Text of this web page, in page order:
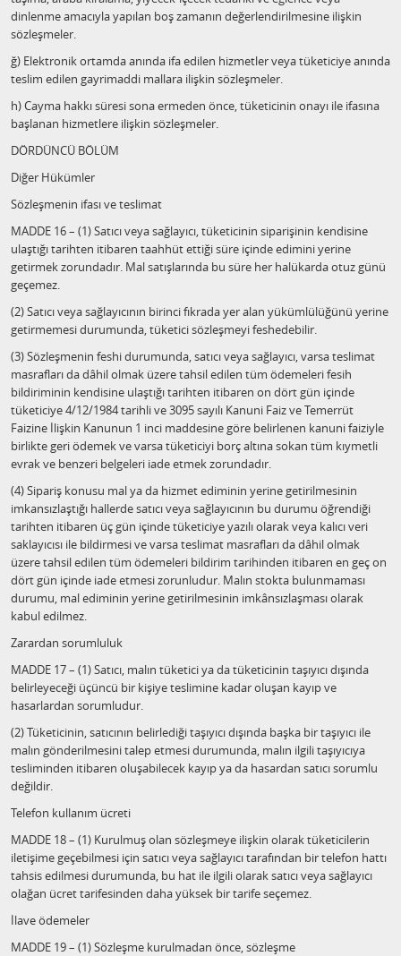
dinlenme amacıyla yapılan boş zamanın değerlendirilmesine ilişkin
sözleşmeler.
ğ) Elektronik ortamda anında ifa edilen hizmetler veya tüketiciye anında
teslim edilen gayrimaddi mallara ilişkin sözleşmeler.
h) Cayma hakkı süresi sona ermeden önce, tüketicinin onayı ile ifasına
başlanan hizmetlere ilişkin sözleşmeler.
DÖRDÜNCÜ BÖLÜM
Diğer Hükümler
Sözleşmenin ifası ve teslimat
MADDE 16 – (1) Satıcı veya sağlayıcı, tüketicinin siparişinin kendisine
ulaştığı tarihten itibaren taahhüt ettiği süre içinde edimini yerine
getirmek zorundadır. Mal satışlarında bu süre her halükarda otuz günü
geçemez.
(2) Satıcı veya sağlayıcının birinci fıkrada yer alan yükümlülüğünü yerine
getirmemesi durumunda, tüketici sözleşmeyi feshedebilir.
(3) Sözleşmenin feshi durumunda, satıcı veya sağlayıcı, varsa teslimat
masrafları da dâhil olmak üzere tahsil edilen tüm ödemeleri fesih
bildiriminin kendisine ulaştığı tarihten itibaren on dört gün içinde
tüketiciye 4/12/1984 tarihli ve 3095 sayılı Kanuni Faiz ve Temerrüt
Faizine İlişkin Kanunun 1 inci maddesine göre belirlenen kanuni faiziyle
birlikte geri ödemek ve varsa tüketiciyi borç altına sokan tüm kıymetli
evrak ve benzeri belgeleri iade etmek zorundadır.
(4) Sipariş konusu mal ya da hizmet ediminin yerine getirilmesinin
imkansızlaştığı hallerde satıcı veya sağlayıcının bu durumu öğrendiği
tarihten itibaren üç gün içinde tüketiciye yazılı olarak veya kalıcı veri
saklayıcısı ile bildirmesi ve varsa teslimat masrafları da dâhil olmak
üzere tahsil edilen tüm ödemeleri bildirim tarihinden itibaren en geç on
dört gün içinde iade etmesi zorunludur. Malın stokta bulunmaması
durumu, mal ediminin yerine getirilmesinin imkânsızlaşması olarak
kabul edilmez.
Zarardan sorumluluk
MADDE 17 – (1) Satıcı, malın tüketici ya da tüketicinin taşıyıcı dışında
belirleyeceği üçüncü bir kişiye teslimine kadar oluşan kayıp ve
hasarlardan sorumludur.
(2) Tüketicinin, satıcının belirlediği taşıyıcı dışında başka bir taşıyıcı ile
malın gönderilmesini talep etmesi durumunda, malın ilgili taşıyıcıya
tesliminden itibaren oluşabilecek kayıp ya da hasardan satıcı sorumlu
değildir.
Telefon kullanım ücreti
MADDE 18 – (1) Kurulmuş olan sözleşmeye ilişkin olarak tüketicilerin
iletişime geçebilmesi için satıcı veya sağlayıcı tarafından bir telefon hattı
tahsis edilmesi durumunda, bu hat ile ilgili olarak satıcı veya sağlayıcı
olağan ücret tarifesinden daha yüksek bir tarife seçemez.
İlave ödemeler
MADDE 19 – (1) Sözleşme kurulmadan önce, sözleşme